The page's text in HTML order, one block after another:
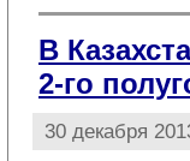
В
2-го
30 декабря